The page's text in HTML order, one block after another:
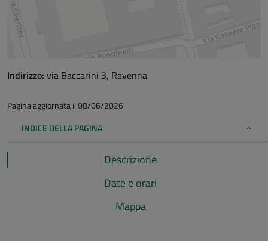
INDICE DELLA PAGINA
Descrizione
Date e orari
Mappa
Indirizzo: via Baccarini 3, Ravenna
Pagina aggiornata il 08/06/2026